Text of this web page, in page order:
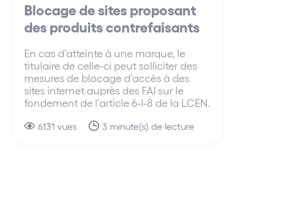
Blocage de sites proposant
des produits contrefaisants
En cas d’atteinte à une marque, le
titulaire de celle-ci peut solliciter des
mesures de blocage d’accès à des
sites internet auprès des FAI sur le
fondement de l’article 6-I-8 de la LCEN.
6131 vues 3 minute(s) de lecture